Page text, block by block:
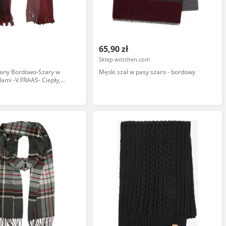
Bordowo-Szary w
-V.FRAAS- Ciepły,
65,90 zł
Sklep wittchen.com
Męski szal w pasy szaro - bordowy